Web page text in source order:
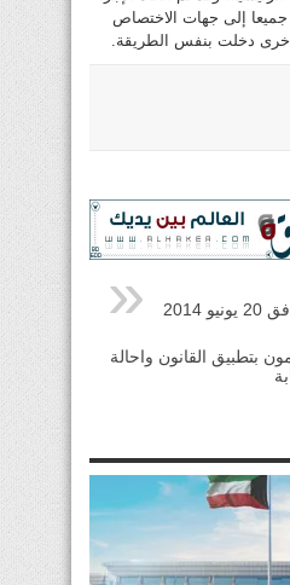
جميعا إلى جهات الاختصاص
دخلت بنفس الطريقة.
بتطبيق القانون واحالة